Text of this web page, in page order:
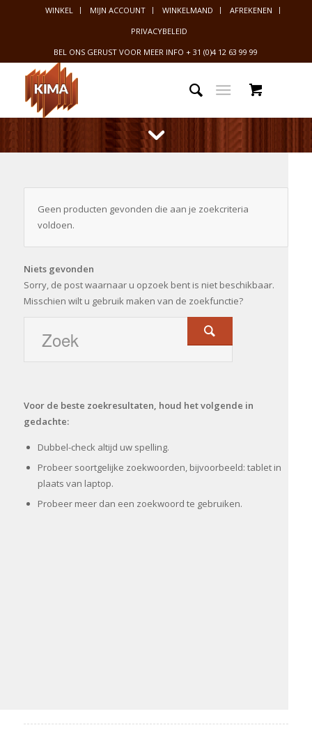
WINKEL MIJN ACCOUNT WINKELMAND
AFREKENEN
PRIVACYBELEID
BEL ONS GERUST VOOR MEER INFO+ 31 (0)4 12 63 99 99
Geen producten gevonden die aan je zoekcriteria
voldoen.
Niets gevonden
Sorry, de post waarnaar u opzoek bent is niet beschikbaar.
Misschien wilt u gebruik maken van de zoekfunctie?
Voor de beste zoekresultaten, houd het volgende in
gedachte:
Dubbel-check altijd uw spelling.
Probeer soortgelijke zoekwoorden, bijvoorbeeld: tablet in
plaats van laptop.
Probeer meer dan een zoekwoord te gebruiken.